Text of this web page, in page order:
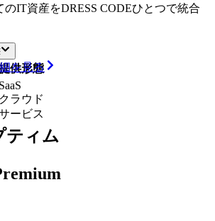
IT資産をDRESS CODEひとつで統合
形態
ウド
ービス
見る
ィム